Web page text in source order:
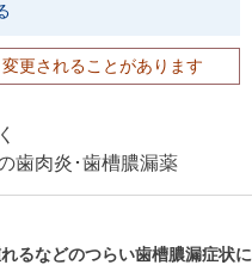
更されることがあります
歯肉炎･歯槽膿漏薬
るなどのつらい歯槽膿漏症状に